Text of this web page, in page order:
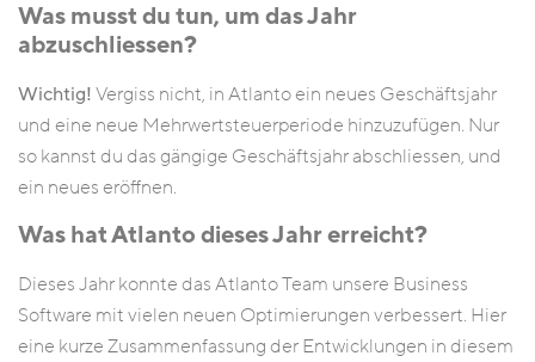
Was musst du tun, um das Jahr
abzuschliessen?
Wichtig!Vergiss nicht, in Atlanto ein neues Geschäftsjahr
und eine neue Mehrwertsteuerperiode hinzuzufügen. Nur
so kannst du das gängige Geschäftsjahr abschliessen, und
ein neues eröffnen.
Was hat Atlanto dieses Jahr erreicht?
Dieses Jahr konnte das Atlanto Team unsere Business
Software mit vielen neuen Optimierungen verbessert. Hier
eine kurze Zusammenfassung der Entwicklungen in diesem